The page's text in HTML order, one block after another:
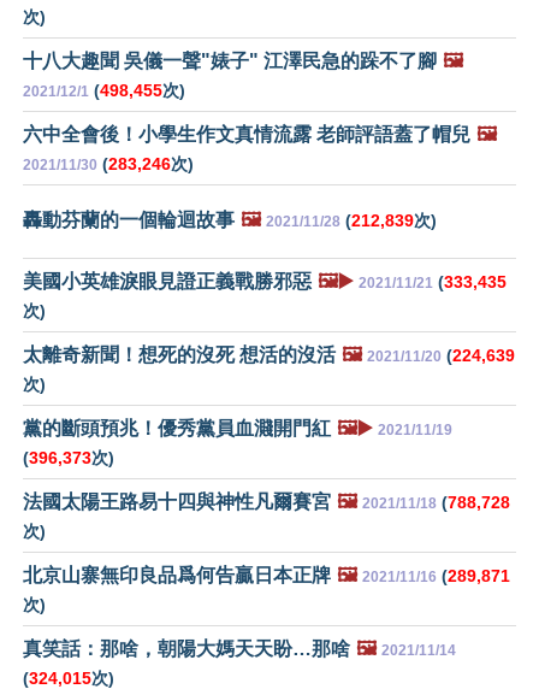
次)
十八大趣聞 吳儀一聲"婊子" 江澤民急的跺不了腳 🖼️
2021/12/1 (498,455次)
六中全會後！小學生作文真情流露 老師評語蓋了帽兒 🖼️
2021/11/30 (283,246次)
轟動芬蘭的一個輪迴故事 🖼️ 2021/11/28 (212,839次)
美國小英雄淚眼見證正義戰勝邪惡 🖼️▶️ 2021/11/21 (333,435
次)
太離奇新聞！想死的沒死 想活的沒活 🖼️ 2021/11/20 (224,639
次)
黨的斷頭預兆！優秀黨員血濺開門紅 🖼️▶️ 2021/11/19
(396,373次)
法國太陽王路易十四與神性凡爾賽宮 🖼️ 2021/11/18 (788,728
次)
北京山寨無印良品爲何告贏日本正牌 🖼️ 2021/11/16 (289,871
次)
真笑話：那啥，朝陽大媽天天盼…那啥 🖼️ 2021/11/14
(324,015次)